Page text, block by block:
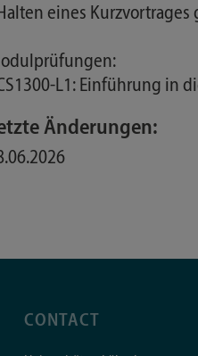
eines Kurzvortrages
L1: Einführung in
Änderungen:
CONTACT